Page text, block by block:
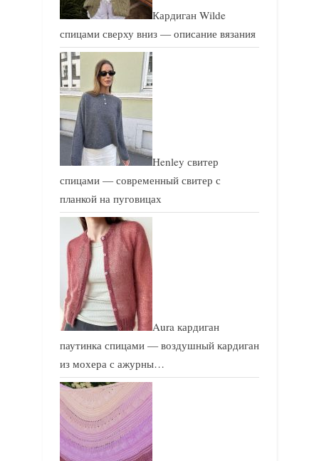
Кардиган Wilde
спицами сверху вниз — описание вязания
Henley свитер
спицами — современный свитер с
планкой на пуговицах
Aura кардиган
паутинка спицами — воздушный кардиган
из мохера с ажурны…